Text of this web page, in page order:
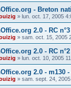
- Breton
» lun. oct. 17, 2005
2.0 - RC
» sam. oct. 15, 2005
2.0 - RC
» lun. oct. 10, 2005
2.0 - m130
» sam. sept. 24,